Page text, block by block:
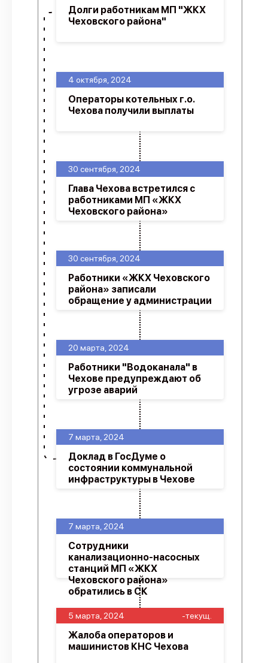
5 марта, 2024 -текущ.
Жалоба операторов и
машинистов КНС Чехова
7 марта, 2024
Сотрудники
канализационно-насосных
станций МП «ЖКХ
Чеховского района»
обратились в СК
7 марта, 2024
Доклад в ГосДуме о
состоянии коммунальной
инфраструктуры в Чехове
20 марта, 2024
Работники "Водоканала" в
Чехове предупреждают об
угрозе аварий
30 сентября, 2024
Работники «ЖКХ Чеховского
района» записали
обращение у администрации
30 сентября, 2024
Глава Чехова встретился с
работниками МП «ЖКХ
Чеховского района»
4 октября, 2024
Операторы котельных г.о.
Чехова получили выплаты
Долги работникам МП "ЖКХ
Чеховского района"